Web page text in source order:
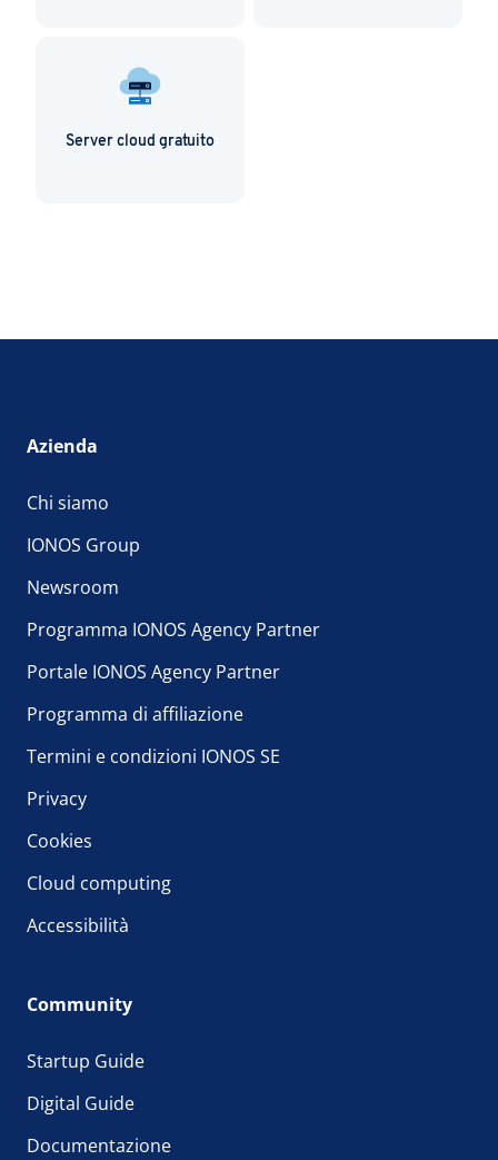
Server cloud gratuito
Azienda
Chi siamo
IONOS Group
Newsroom
Programma IONOS Agency Partner
Portale IONOS Agency Partner
Programma di affiliazione
Termini e condizioni IONOS SE
Privacy
Cookies
Cloud computing
Accessibilità
Community
Startup Guide
Digital Guide
Documentazione